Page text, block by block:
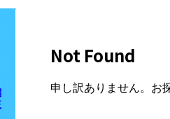
Not Found
申し訳ありません。お